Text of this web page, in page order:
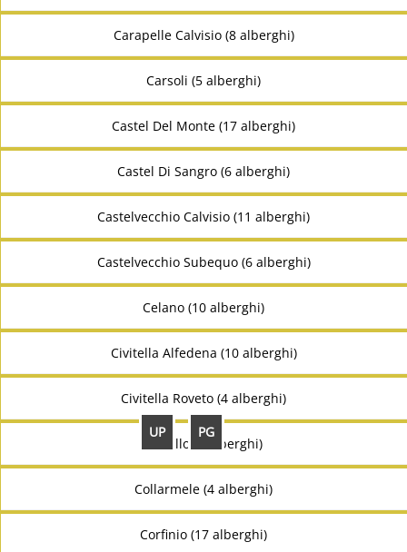
UP PG
Carapelle Calvisio (8 alberghi)
Carsoli (5 alberghi)
Castel Del Monte (17 alberghi)
Castel Di Sangro (6 alberghi)
Castelvecchio Calvisio (11 alberghi)
Castelvecchio Subequo (6 alberghi)
Celano (10 alberghi)
Civitella Alfedena (10 alberghi)
Civitella Roveto (4 alberghi)
Cocullo (4 alberghi)
Collarmele (4 alberghi)
Corfinio (17 alberghi)